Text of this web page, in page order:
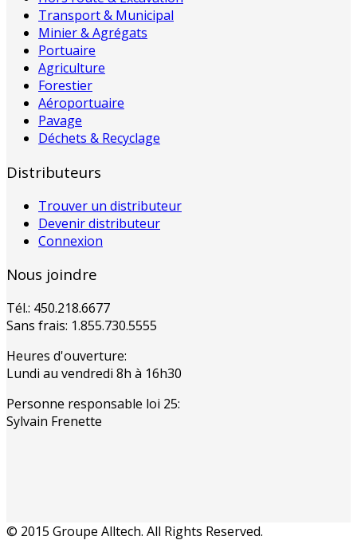
Transport & Municipal
Minier & Agrégats
Portuaire
Agriculture
Forestier
Aéroportuaire
Pavage
Déchets & Recyclage
Distributeurs
Trouver un distributeur
Devenir distributeur
Connexion
Nous joindre
Tél.: 450.218.6677
Sans frais: 1.855.730.5555
Heures d'ouverture:
Lundi au vendredi 8h à 16h30
Personne responsable loi 25:
Sylvain Frenette
© 2015 Groupe Alltech. All Rights Reserved.